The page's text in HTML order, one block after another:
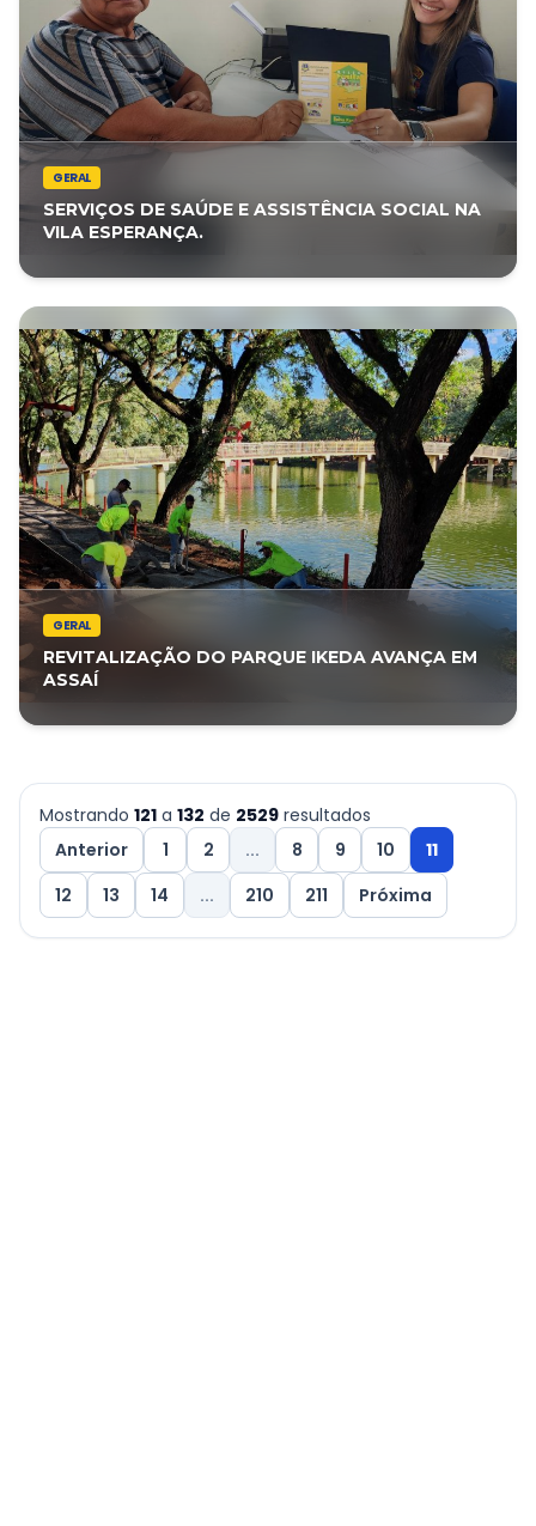
GERAL
SERVIÇOS DE SAÚDE E ASSISTÊNCIA SOCIAL NA
VILA ESPERANÇA.
GERAL
REVITALIZAÇÃO DO PARQUE IKEDA AVANÇA EM
ASSAÍ
Mostrando 121 a 132 de 2529 resultados
Anterior
1 2 ... 8 9 10
11
12
13 14 ... 210 211 Próxima